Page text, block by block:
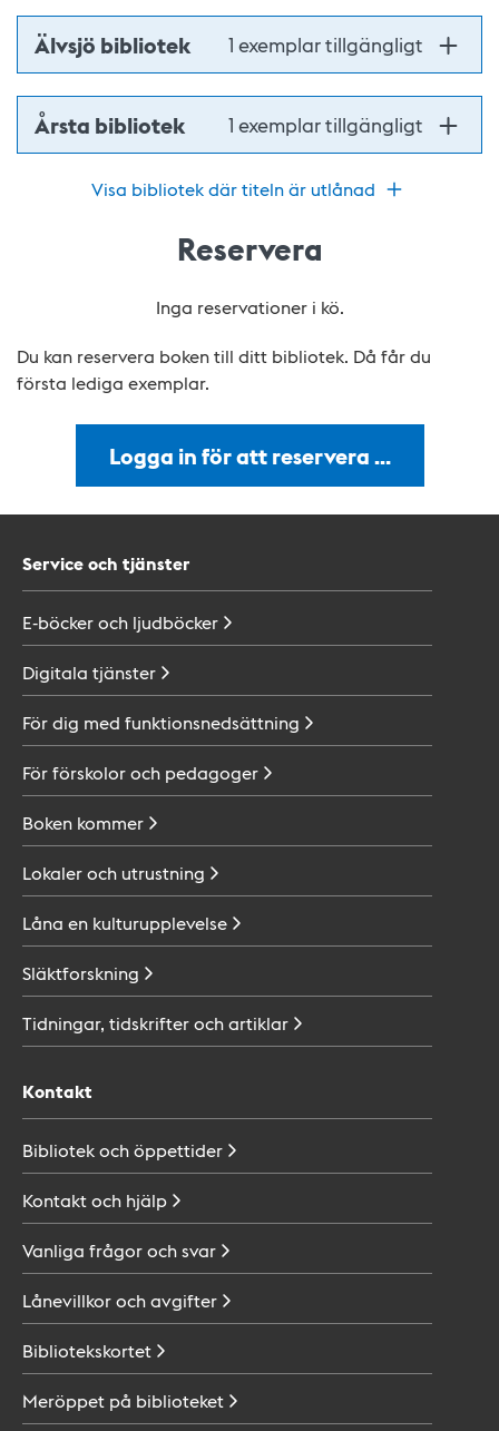
Älvsjö bibliotek 1 exemplar tillgängligt
Årsta bibliotek 1 exemplar tillgängligt
Visa bibliotek där titeln är utlånad
Reservera
Inga reservationer i kö.
Du kan reservera boken till ditt bibliotek. Då får du
första lediga exemplar.
Logga in för att reservera …
Service och tjänster
E-böcker och ljudböcker
Digitala tjänster
För dig med funktionsnedsättning
För förskolor och pedagoger
Boken kommer
Lokaler och utrustning
Låna en kulturupplevelse
Släktforskning
Tidningar, tidskrifter ochartiklar
Kontakt
Bibliotek ochöppettider
Kontakt och hjälp
Vanliga frågor ochsvar
Lånevillkor ochavgifter
Bibliotekskortet
Meröppet på biblioteket